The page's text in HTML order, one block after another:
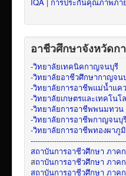
IQA | การประกันคุณภาพภ
อาชีวศึกษาจังหวัดก
-วิทยาลัยเทคนิคกาญจนบุรี
-วิทยาลัยอาชีวศึกษากาญจน
-วิทยาลัยการอาชีพแม่น้ำแคว
-วิทยาลัยเกษตรและเทคโน
-วิทยาลัยการอาชีพพนมทวน
-วิทยาลัยการอาชีพกาญจนบุ
-วิทยาลัยการอาชีพทองผาภูมิ
-
สถาบันการอาชีวศึกษา ภาคก
สถาบันการอาชีวศึกษา ภาค
สถาบันการอาชีวศึกษา ภาค